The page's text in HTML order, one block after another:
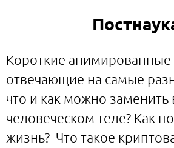
Короткие анимированные
отвечающие на самые
что и как можно заменить
человеческом теле? Как
жизнь? Что такое